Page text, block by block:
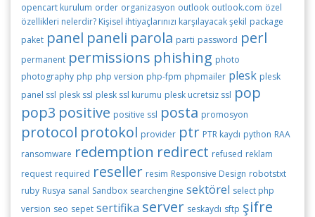
opencart kurulum order organizasyon outlook outlook.com özel
özellikleri nelerdir? Kişisel ihtiyaçlarınızı karşılayacak şekil package
paket panel paneli parola parti password perl
permanent permissions phishing photo
photography php php version php-fpm phpmailer plesk plesk
panel ssl plesk ssl plesk ssl kurumu plesk ucretsiz ssl pop
pop3 positive positive ssl posta promosyon
protocol protokol provider ptr PTR kaydı python RAA
ransomware redemption redirect refused reklam
request required reseller resim Responsive Design robotstxt
ruby Rusya sanal Sandbox searchengine sektörel select php
version seo sepet sertifika server seskaydı sftp şifre